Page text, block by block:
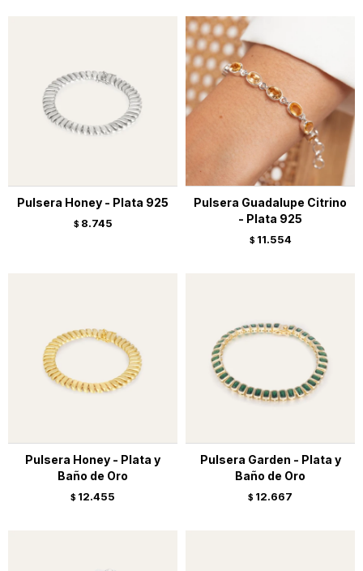
Pulsera Honey - Plata 925
$ 8.745
Pulsera Guadalupe Citrino
- Plata 925
$ 11.554
Pulsera Honey - Plata y
Baño de Oro
$ 12.455
Pulsera Garden - Plata y
Baño de Oro
$ 12.667